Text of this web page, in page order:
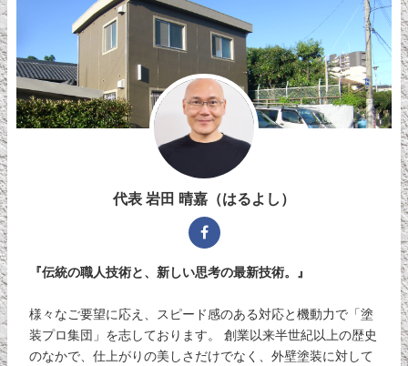
代表 岩田 晴嘉（はるよし）
『伝統の職人技術と、新しい思考の最新技術。』
様々なご要望に応え、スピード感のある対応と機動力で「塗
装プロ集団」を志しております。 創業以来半世紀以上の歴史
のなかで、仕上がりの美しさだけでなく、外壁塗装に対して